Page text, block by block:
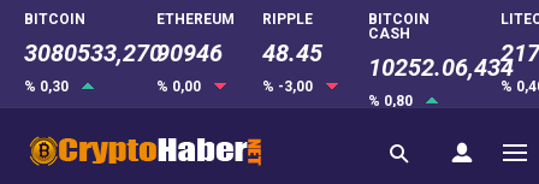
BITCOIN
3080533,270
% 0,30
ETHEREUM
90946
% 0,00
RIPPLE
48.45
% -3,00
BITCOIN
CASH
10252.06,434
% 0,80
%